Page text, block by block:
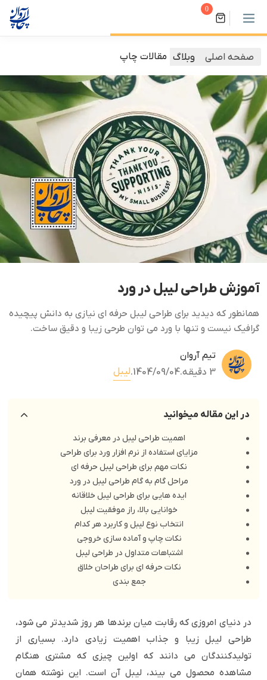
0
صفحه اصلی وبلاگ مقالات چاپ
آموزش طراحی لیبل در ورد
همانطور که دیدید برای طراحی لیبل حرفه ای نیازی به دانش پیچیده
گرافیک نیست و تنها با ورد می توان طرحی زیبا و دقیق ساخت.
تیم آروان
3 دقیقه
.
1404/09/04
.لیبل
در این مقاله میخوانید
اهمیت طراحی لیبل در معرفی برند
مزایای استفاده از نرم افزار ورد برای طراحی
نکات مهم برای طراحی لیبل حرفه ای
مراحل گام به گام طراحی لیبل در ورد
ایده هایی برای طراحی لیبل خلاقانه
خوانایی بالا، راز موفقیت لیبل
انتخاب نوع لیبل و کاربرد هر کدام
نکات چاپ و آماده سازی خروجی
اشتباهات متداول در طراحی لیبل
نکات حرفه ای برای طراحان خلاق
جمع بندی
در دنیای امروزی که رقابت میان برندها هر روز شدیدتر می شود،
طراحی لیبل زیبا و جذاب اهمیت زیادی دارد. بسیاری از
تولیدکنندگان می دانند که اولین چیزی که مشتری هنگام
مشاهده محصول می بیند، لیبل آن است. این نوشته همان